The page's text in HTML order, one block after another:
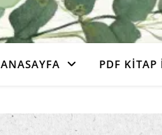
ANASAYFA PDF